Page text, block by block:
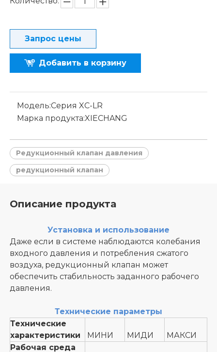
Запрос цены
Добавить в корзину
Модель:Серия XC-LR
Марка продукта:XIECHANG
Редукционный клапан давления
редукционный клапан
Описание продукта
Установка и использование
Даже если в системе наблюдаются колебания
входного давления и потребления сжатого
воздуха, редукционный клапан может
обеспечить стабильность заданного рабочего
давления.
Технические параметры
Технические
характеристики
МИНИ МИДИ
МАКСИ
Рабочая среда